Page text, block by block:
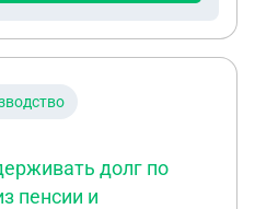
долг по
пенсии и